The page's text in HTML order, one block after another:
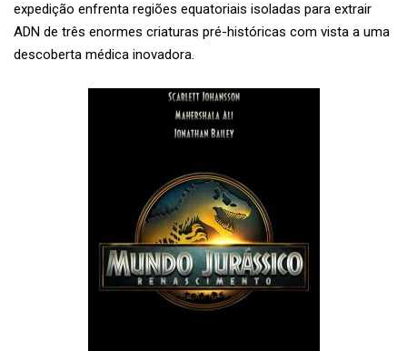
expedição enfrenta regiões equatoriais isoladas para extrair
ADN de três enormes criaturas pré-históricas com vista a uma
descoberta médica inovadora.